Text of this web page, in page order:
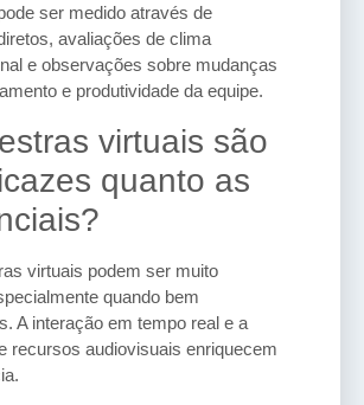
ser medido através de
avaliações de clima
e observações sobre mudanças
e produtividade da equipe.
virtuais são
quanto as
virtuais podem ser muito
quando bem
A interação em tempo real e a
recursos audiovisuais enriquecem